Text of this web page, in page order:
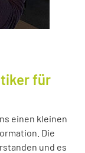
für
einen kleinen
Die
und es